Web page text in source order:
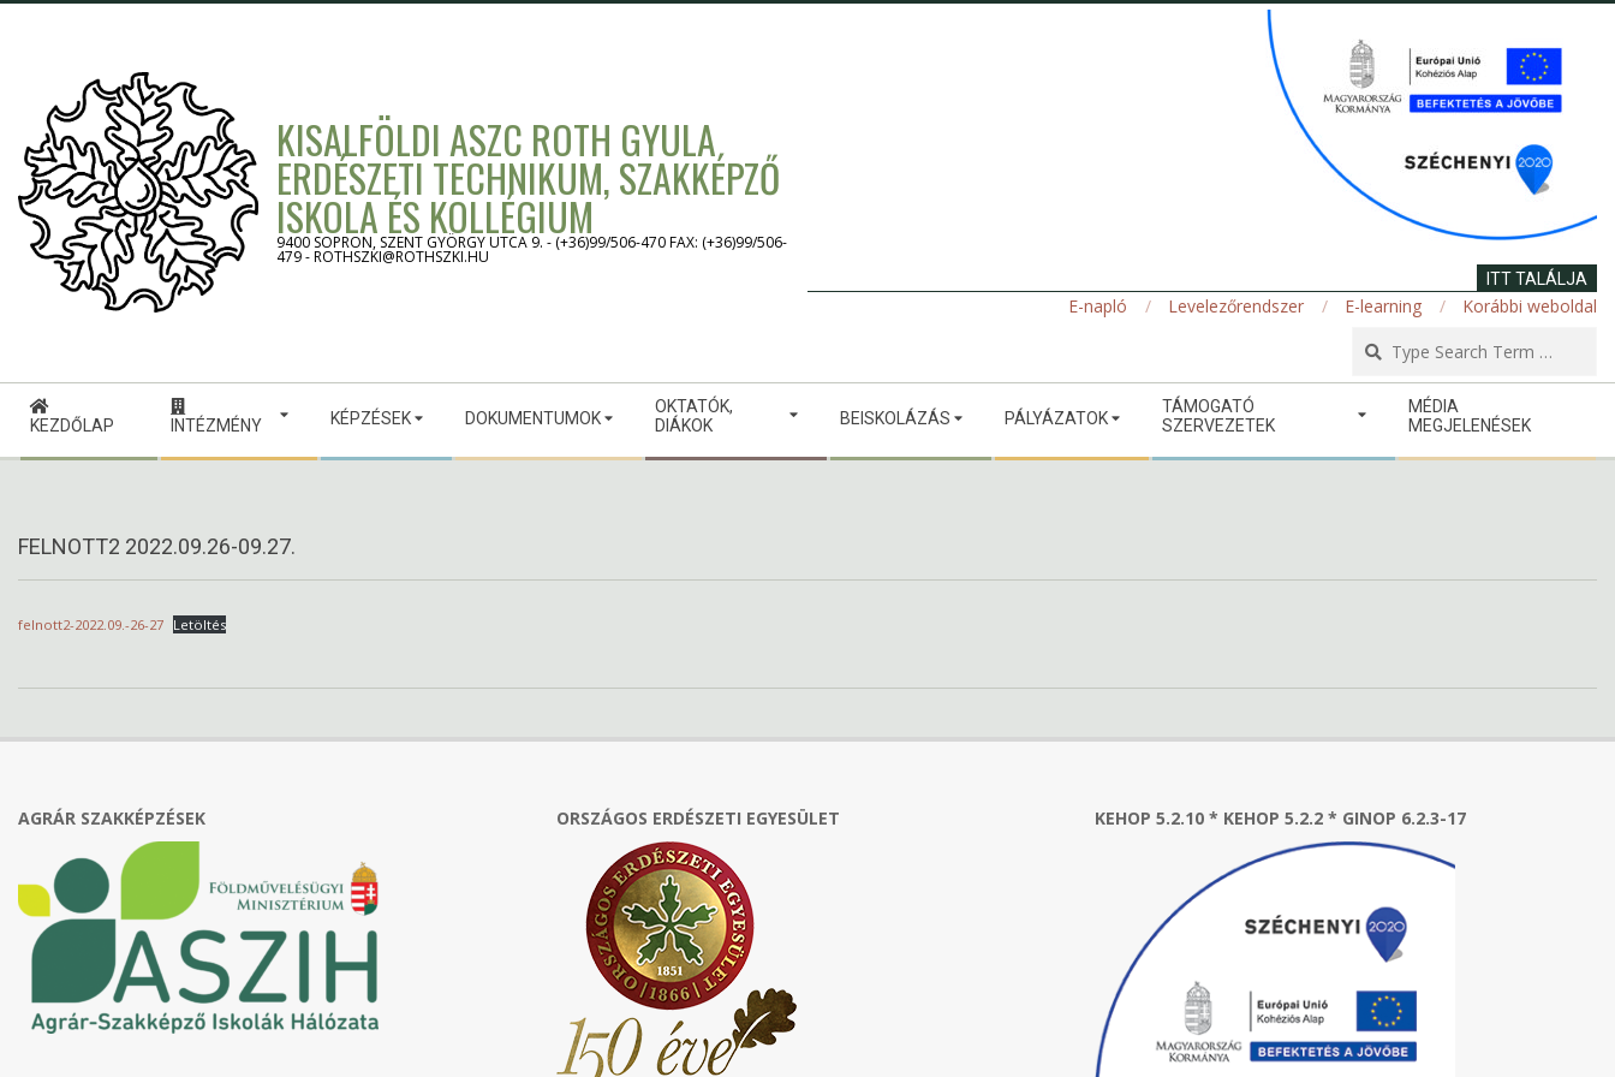
KISALFÖLDI ASZC ROTH GYULA
ERDÉSZETI TECHNIKUM, SZAKKÉPZŐ
ISKOLA ÉS KOLLÉGIUM
9400 SOPRON, SZENT GYÖRGY UTCA 9. - (+36)99/506-470 FAX: (+36)99/506-
479 - ROTHSZKI@ROTHSZKI.HU
ITT TALÁLJA
E-napló Levelezőrendszer E-learning
Korábbi weboldal
Secondary
Navigation
Menu
KEZDŐLAP INTÉZMÉNY KÉPZÉSEK DOKUMENTUMOK
OKTATÓK,
DIÁKOK
BEISKOLÁZÁS PÁLYÁZATOK
TÁMOGATÓ
SZERVEZETEK
MÉDIA
MEGJELENÉSEK
FELNOTT2 2022.09.26-09.27.
felnott2-2022.09.-26-27 Letöltés
AGRÁR SZAKKÉPZÉSEK ORSZÁGOS ERDÉSZETI EGYESÜLET KEHOP 5.2.10 * KEHOP 5.2.2 * GINOP 6.2.3-17